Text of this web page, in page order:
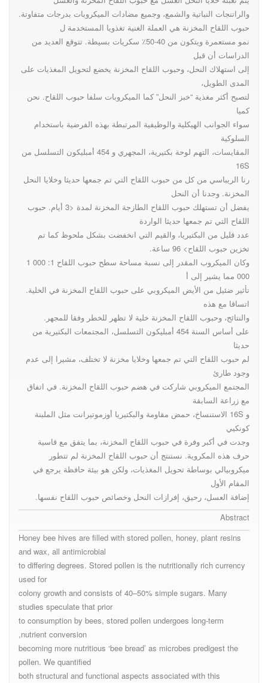
والراتنجات النباتية والشمع، وجميع مضادات الميكروبات بدرجات متفاوتة.
حبوب اللقاح المخزنة هي العملة الغنية تغذويا المستخدمة ل
نمو مستعمرة ويتكون من 40-50٪ سكريات بسيطة. تتوقع العديد من
الدراسات أن قبل
إلى استهلاك النحل، وحبوب اللقاح المخزنة يخضع لتحويل المغذيات على
المدى الطويل،
لتصبح أكثر مغذية “خبز النحل” كما الميكروبات سلفا حبوب اللقاح. نحن
كميا
سواء الجوانب الهيكلية والوظيفية المرتبطة بهذه الفرضية باستخدام
السلوكية
المقايسات، التهم لوحة بكتيرية، المجهري و 454 أمبليكون التسلسل من
16S
رنا الريباسي من كل من حبوب اللقاح التي تم جمعها حديثا وخلايا النحل
المخزنة. وجدنا أن النحل
يفضل أن تستهلك حبوب اللقاح الطازجة المخزنة لمدة <3 أيام. حبوب
اللقاح التي تم جمعها حديثا الواردة
عدد قليل من البكتيريا، والقيم التي انخفضت بشكل ملحوظ كما تم
تخزين حبوب اللقاح> 96 ساعة.
وكان الميكروب المقدر إلى نسبة مساحة سطح حبوب اللقاح 1: 000 1
000 مما يشير إلى أ
تأثير ضئيل من الأيض الميكروبي على حبوب اللقاح المخزنة في الخلية.
اتساقا مع هذه
والنتائج، وحبوب اللقاح المخزنة خلية لا تظهر للخطر وفقا للمجهر.
على أساس السنة 454 أمبليكون التسلسل، المجتمعات البكتيرية من
حديثا
لم حبوب اللقاح التي تم جمعها وخلايا مخزنة لا تختلف، مشيرا إلى عدم
وجود طارئ
المجتمع الميكروبي شاركت في هضم حبوب اللقاح المخزنة. في اتفاق
مع زراعة السابقة
و 16S الاستنساخ، حمض مقاومة والبكتيريا أوزموتيرانت مثل الملبنة
كونكيي
وجدت في أكبر وفرة في حبوب اللقاح المخزنة، بما يتفق مع قاسية
حرف هذه المكروية. نستنتج أن حبوب اللقاح المخزنة لم تتطور
ميكروبيالي بوساطة تحويل المغذيات، ولكن هو بيئة حافظة يرجع في
المقام الأول
إضافة العسل، رحيق، إفرازات النحل وخصائص حبوب اللقاح نفسها.
Abstract
Honey bee hives are filled with stored pollen, honey, plant resins
and wax, all antimicrobial
to differing degrees. Stored pollen is the nutritionally rich currency
used for
colony growth and consists of 40–50% simple sugars. Many
studies speculate that prior
to consumption by bees, stored pollen undergoes long-term
nutrient conversion,
becoming more nutritious ‘bee bread’ as microbes predigest the
pollen. We quantified
both structural and functional aspects associated with this